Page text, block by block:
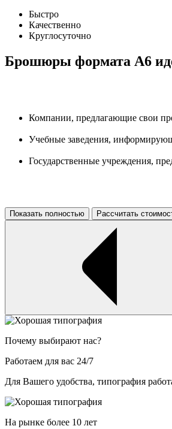
Быстро
Качественно
Круглосуточно
Брошюры формата А6
Компании, предлагающие свои
Учебные заведения,
Государственные учреждения,
Показать полностью Рассчитать
Почему выбирают нас?
Работаем для вас 24/7
Для Вашего удобства, типография
На рынке более 10 лет